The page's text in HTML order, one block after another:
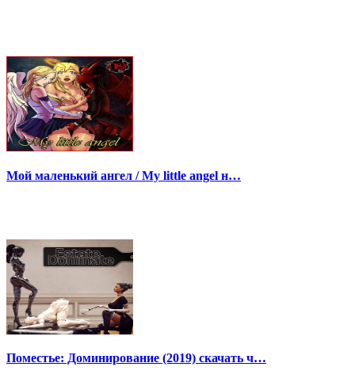
Мой маленький ангел / My little angel н…
Поместье: Доминирование (2019) скачать ч…